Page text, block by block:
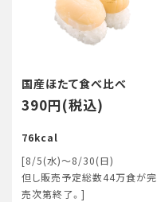
国産ほたて食べ比べ
390円(税込)
76kcal
[8/5(水)～8/30(日)
但し販売予定総数44万食が完
売次第終了。]